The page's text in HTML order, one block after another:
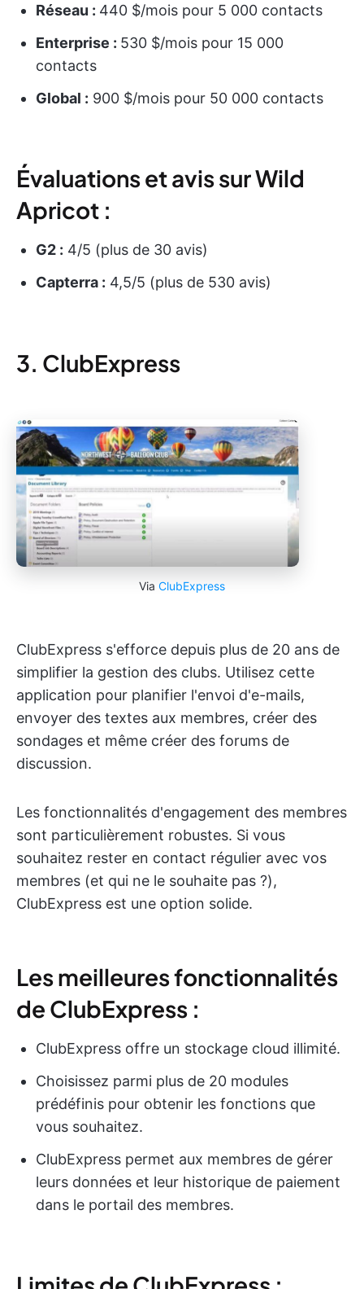
Réseau : 440 $/mois pour 5 000 contacts
Enterprise : 530 $/mois pour 15 000
contacts
Global : 900 $/mois pour 50 000 contacts
Évaluations et avis sur Wild
Apricot :
G2 : 4/5 (plus de 30 avis)
Capterra : 4,5/5 (plus de 530 avis)
3. ClubExpress
Via ClubExpress
ClubExpress s'efforce depuis plus de 20 ans de
simplifier la gestion des clubs. Utilisez cette
application pour planifier l'envoi d'e-mails,
envoyer des textes aux membres, créer des
sondages et même créer des forums de
discussion.
Les fonctionnalités d'engagement des membres
sont particulièrement robustes. Si vous
souhaitez rester en contact régulier avec vos
membres (et qui ne le souhaite pas ?),
ClubExpress est une option solide.
Les meilleures fonctionnalités
de ClubExpress :
ClubExpress offre un stockage cloud illimité.
Choisissez parmi plus de 20 modules
prédéfinis pour obtenir les fonctions que
vous souhaitez.
ClubExpress permet aux membres de gérer
leurs données et leur historique de paiement
dans le portail des membres.